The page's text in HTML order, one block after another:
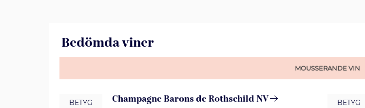
Bedömda viner
MOUSSERANDE VIN
BETYG Champagne Barons de Rothschild NV BETYG